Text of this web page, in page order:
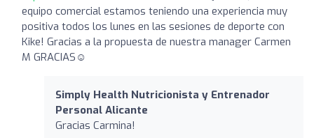
equipo comercial estamos teniendo una experiencia muy
positiva todos los lunes en las sesiones de deporte con
Kike! Gracias a la propuesta de nuestra manager Carmen
M GRACIAS☺️
Simply Health Nutricionista y Entrenador
Personal Alicante
Gracias Carmina!